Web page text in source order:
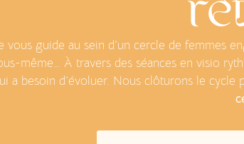
vous guide au sein d’un cercle de femmes
même… À travers des séances en visio
a besoin d’évoluer. Nous clôturons le